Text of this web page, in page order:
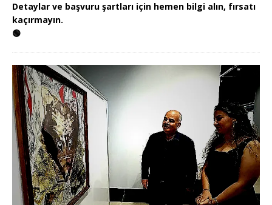
Detaylar ve başvuru şartları için hemen bilgi alın, fırsatı
kaçırmayın.
🟢